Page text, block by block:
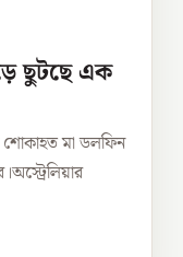
ছুটছে এক
শোকাহত মা ডলফিন